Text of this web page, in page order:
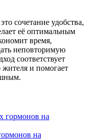
сочетание удобства,
её оптимальным
время,
неповторимую
соответствует
жителя и помогает
на